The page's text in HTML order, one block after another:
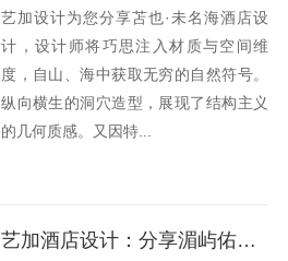
艺加设计为您分享苫也·未名海酒店设
计，设计师将巧思注入材质与空间维
度，自山、海中获取无穷的自然符号。
纵向横生的洞穴造型，展现了结构主义
的几何质感。又因特...
艺加酒店设计：分享湄屿佑见酒店设计的观点